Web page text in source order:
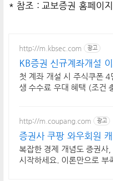
* 참조 : 교보증권 홈페이지
http://m.kbsec.com 광고
KB증권 신규계좌개설
내주식쿠폰 최대 5만원
첫 계좌 개설 시 주식쿠폰 4
생 수수료 우대 혜택 (조건
http://m.coupang.com 광고
증권사 쿠팡 와우회원
복잡한 경제 개념도 증권
시작하세요. 이론만으로 부